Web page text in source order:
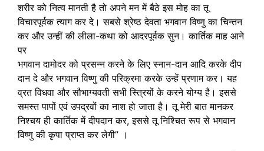
शरीर को नित्य मानती है तो अपने मन में बैठे इस मोह का तू
विचारपूर्वक त्याग कर दे। सबसे श्रेष्ठ देवता भगवान विष्णु का चिन्तन
कर और उन्हीं की लीला-कथा को आदरपूर्वक सुन। कार्तिक माह आने
पर
भगवान दामोदर को प्रसन्न करने के लिए स्नान-दान आदि करके दीप
दान दे और भगवान विष्णु की परिक्रमा करके उन्हें प्रणाम कर। यह
व्रत विधवा और सौभाग्यवती सभी स्त्रियों के करने योग्य है। इससे
समस्त पापों एवं उपद्रवों का नाश हो जाता है। तू मेरी बात मानकर
निश्चय ही कार्तिक में दीपदान कर, इससे तू निश्चित रूप से भगवान
विष्णु की कृपा प्राप्त कर लेगी” ।